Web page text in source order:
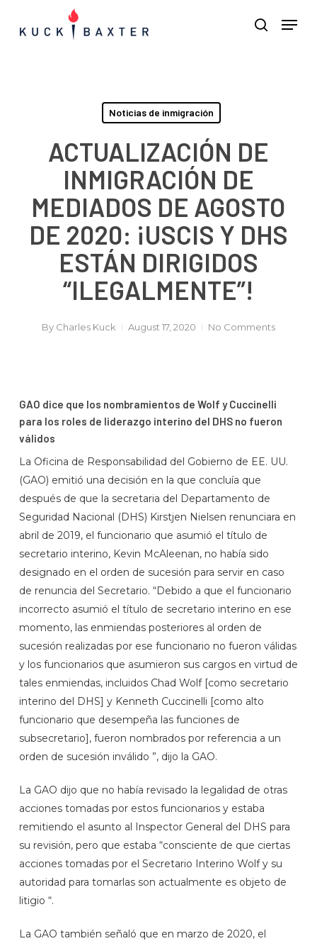
search
Menu
Noticias de inmigración
ACTUALIZACIÓN DE
INMIGRACIÓN DE
MEDIADOS DE AGOSTO
DE 2020: ¡USCIS Y DHS
ESTÁN DIRIGIDOS
“ILEGALMENTE”!
By Charles Kuck August 17, 2020 No Comments
GAO dice que los nombramientos de Wolf y Cuccinelli
para los roles de liderazgo interino del DHS no fueron
válidos
La Oficina de Responsabilidad del Gobierno de EE. UU.
(GAO) emitió una decisión en la que concluía que
después de que la secretaria del Departamento de
Seguridad Nacional (DHS) Kirstjen Nielsen renunciara en
abril de 2019, el funcionario que asumió el título de
secretario interino, Kevin McAleenan, no había sido
designado en el orden de sucesión para servir en caso
de renuncia del Secretario. “Debido a que el funcionario
incorrecto asumió el título de secretario interino en ese
momento, las enmiendas posteriores al orden de
sucesión realizadas por ese funcionario no fueron válidas
y los funcionarios que asumieron sus cargos en virtud de
tales enmiendas, incluidos Chad Wolf [como secretario
interino del DHS] y Kenneth Cuccinelli [como alto
funcionario que desempeña las funciones de
subsecretario], fueron nombrados por referencia a un
orden de sucesión inválido ”, dijo la GAO.
La GAO dijo que no había revisado la legalidad de otras
acciones tomadas por estos funcionarios y estaba
remitiendo el asunto al Inspector General del DHS para
su revisión, pero que estaba “consciente de que ciertas
acciones tomadas por el Secretario Interino Wolf y su
autoridad para tomarlas son actualmente es objeto de
litigio “.
La GAO también señaló que en marzo de 2020, el